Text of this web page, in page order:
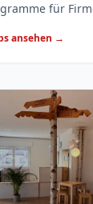
für
ansehen →